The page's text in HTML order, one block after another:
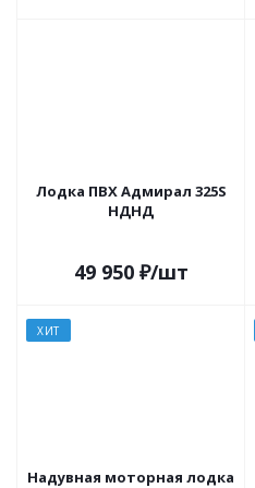
Лодка ПВХ Адмирал 325S
НДНД
49 950₽/шт
ХИТ
Надувная моторная лодка